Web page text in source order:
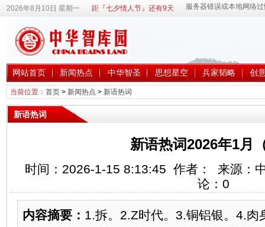
2026年8月10日 星期一 距『七夕情人节』还有9天
网站首页 新闻热点 中华智圣 思想星空 兵家韬略 创
当前位置： 首页> 新闻热点 > 新语热词
新语热词
新语热词2026年1月
时间：2026-1-15 8:13:45 作者： 来源：
论： 0
内容摘要： 1.拆。2.Z时代。3.铜铝银。4.肉